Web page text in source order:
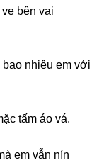
bên vai
bao nhiêu em với
tấm áo vá.
em vẫn nín